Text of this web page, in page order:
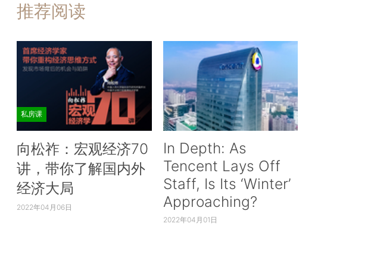
推荐阅读
私房课
向松祚：宏观经济70
讲，带你了解国内外
经济大局
2022年04月06日
In Depth: As
Tencent Lays Off
Staff, Is Its ‘Winter’
Approaching?
2022年04月01日